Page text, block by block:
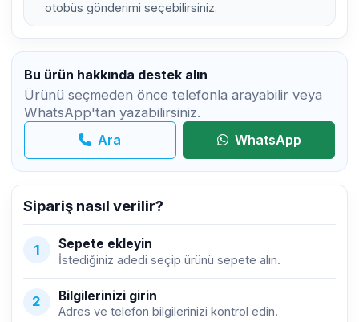
otobüs gönderimi seçebilirsiniz.
Bu ürün hakkında destek alın
Ürünü seçmeden önce telefonla arayabilir veya
WhatsApp'tan yazabilirsiniz.
Ara
WhatsApp
Sipariş nasıl verilir?
1 Sepete ekleyin
İstediğiniz adedi seçip ürünü sepete alın.
2 Bilgilerinizi girin
Adres ve telefon bilgilerinizi kontrol edin.